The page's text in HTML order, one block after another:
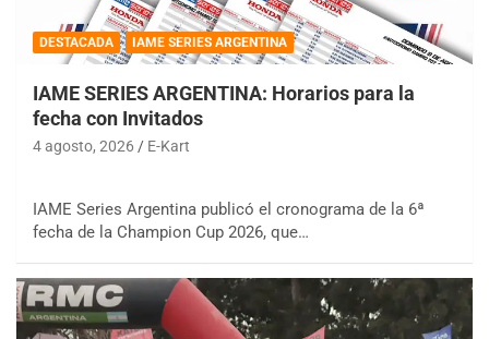
DESTACADA IAME SERIES ARGENTINA
IAME SERIES ARGENTINA: Horarios para la
fecha con Invitados
4 agosto, 2026 E-Kart
IAME Series Argentina publicó el cronograma de la 6ª
fecha de la Champion Cup 2026, que…